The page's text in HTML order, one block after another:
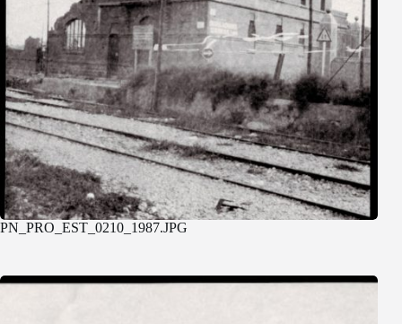
PN_PRO_EST_0210_1987.JPG